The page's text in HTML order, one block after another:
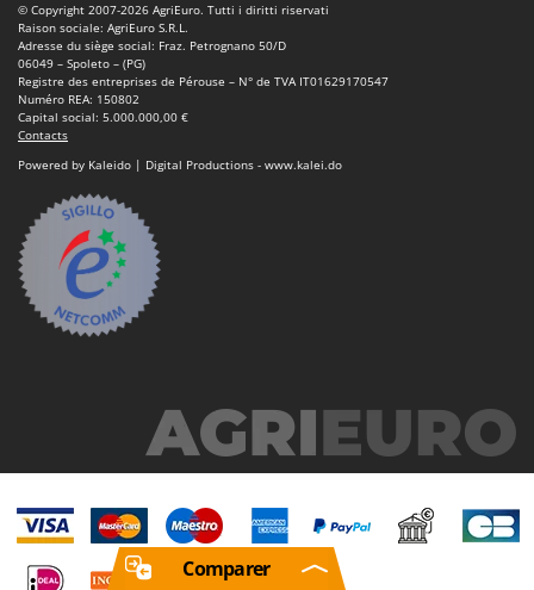
© Copyright 2007-2026 AgriEuro. Tutti i diritti riservati
Raison sociale: AgriEuro S.R.L.
Adresse du siège social: Fraz. Petrognano 50/D
06049 – Spoleto – (PG)
Registre des entreprises de Pérouse – N° de TVA IT01629170547
Numéro REA: 150802
Capital social: 5.000.000,00 €
Contacts
Powered by Kaleido | Digital Productions - www.kalei.do
Comparer